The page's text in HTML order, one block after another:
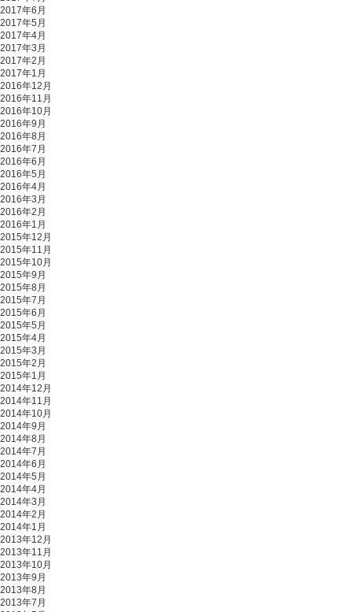
2017年6月
2017年5月
2017年4月
2017年3月
2017年2月
2017年1月
2016年12月
2016年11月
2016年10月
2016年9月
2016年8月
2016年7月
2016年6月
2016年5月
2016年4月
2016年3月
2016年2月
2016年1月
2015年12月
2015年11月
2015年10月
2015年9月
2015年8月
2015年7月
2015年6月
2015年5月
2015年4月
2015年3月
2015年2月
2015年1月
2014年12月
2014年11月
2014年10月
2014年9月
2014年8月
2014年7月
2014年6月
2014年5月
2014年4月
2014年3月
2014年2月
2014年1月
2013年12月
2013年11月
2013年10月
2013年9月
2013年8月
2013年7月